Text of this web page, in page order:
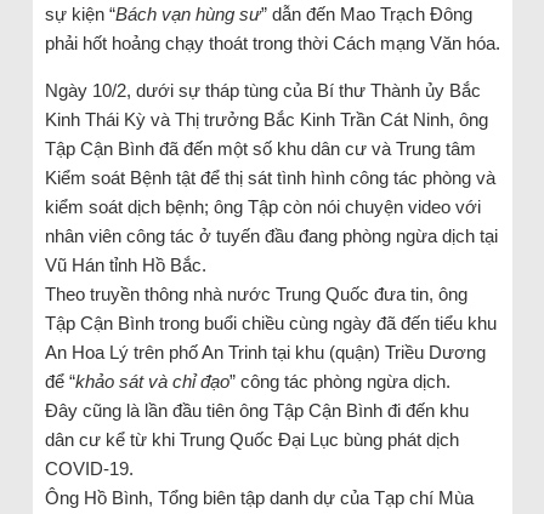
sự kiện “Bách vạn hùng sư” dẫn đến Mao Trạch Đông
phải hốt hoảng chạy thoát trong thời Cách mạng Văn hóa.
Ngày 10/2, dưới sự tháp tùng của Bí thư Thành ủy Bắc
Kinh Thái Kỳ và Thị trưởng Bắc Kinh Trần Cát Ninh, ông
Tập Cận Bình đã đến một số khu dân cư và Trung tâm
Kiểm soát Bệnh tật để thị sát tình hình công tác phòng và
kiểm soát dịch bệnh; ông Tập còn nói chuyện video với
nhân viên công tác ở tuyến đầu đang phòng ngừa dịch tại
Vũ Hán tỉnh Hồ Bắc.
Theo truyền thông nhà nước Trung Quốc đưa tin, ông
Tập Cận Bình trong buổi chiều cùng ngày đã đến tiểu khu
An Hoa Lý trên phố An Trinh tại khu (quận) Triều Dương
để “khảo sát và chỉ đạo” công tác phòng ngừa dịch.
Đây cũng là lần đầu tiên ông Tập Cận Bình đi đến khu
dân cư kể từ khi Trung Quốc Đại Lục bùng phát dịch
COVID-19.
Ông Hồ Bình, Tổng biên tập danh dự của Tạp chí Mùa